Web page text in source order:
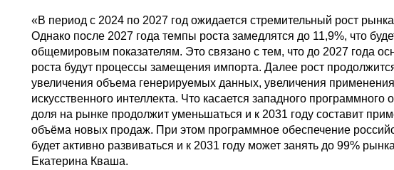
«В период с 2024 по 2027 год ожидается стремительный рост
Однако после 2027 года темпы роста замедлятся до 11,9%, что
общемировым показателям. Это связано с тем, что до 2027 года
роста будут процессы замещения импорта. Далее рост
увеличения объема генерируемых данных, увеличения применения
искусственного интеллекта. Что касается западного программного
доля на рынке продолжит уменьшаться и к 2031 году составит
объёма новых продаж. При этом программное обеспечение
будет активно развиваться и к 2031 году может занять до 99%
Екатерина Кваша.